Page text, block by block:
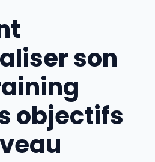
son
objectifs